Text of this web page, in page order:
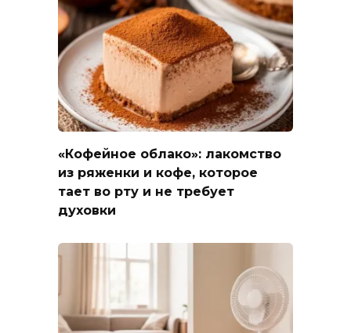
«Кофейное облако»: лакомство
из ряженки и кофе, которое
тает во рту и не требует
духовки